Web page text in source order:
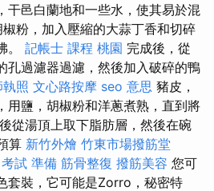
干邑白蘭地和一些水，使其易於混
椒粉，加入壓縮的大蒜丁香和切碎
。 記帳士 課程 桃園 完成後，從
孔過濾器過濾，然後加入破碎的鴨
照 文心路按摩 seo 意思 豬皮，
用鹽，胡椒粉和洋蔥煮熟，直到將
從湯頂上取下脂肪層，然後在碗
算 新竹外燴 竹東市場撥筋堂
試 準備 筋骨整復 撥筋美容 您可
套裝，它可能是Zorro，秘密特